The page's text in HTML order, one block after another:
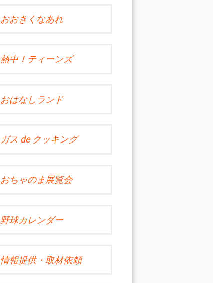
おおきくなあれ
熱中！ティーンズ
おはなしランド
ガス de クッキング
おちゃのま展覧会
野球カレンダー
情報提供・取材依頼